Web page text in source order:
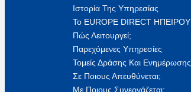
Ιστορία Της Υπηρεσίας
Το EUROPE DIRECT ΗΠΕΙΡΟΥ
Πώς Λειτουργεί;
Παρεχόμενες Υπηρεσίες
Τομείς Δράσης Και Ενημέρωσης
Σε Ποιους Απευθύνεται;
Με Ποιους Συνεργάζεται;